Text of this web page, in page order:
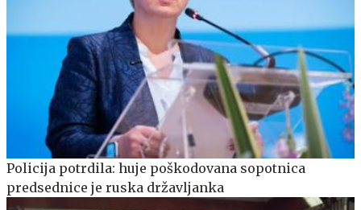
Policija potrdila: huje poškodovana sopotnica
predsednice je ruska državljanka